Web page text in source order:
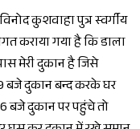
कुशवाहा पुत्र स्वर्गीय
कराया गया है कि डाला
मेरी दुकान है जिसे
बजे दुकान बन्द करके घर
बजे दुकान पर पहुंचे तो